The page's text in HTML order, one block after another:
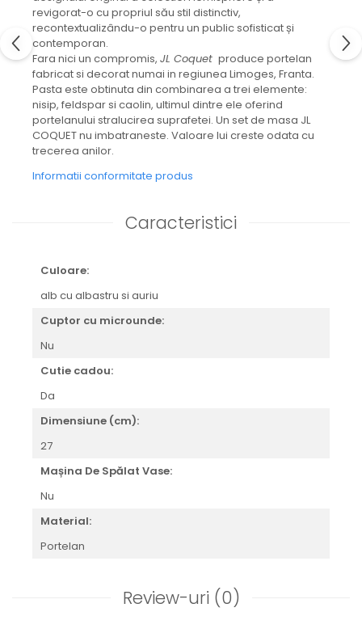
CELESTIAL
PATCHWORK WILLOW
BLUE LILY
HIBISCUS
SWAN
FLORENTINE TURQUOISE
ANTHEMION GREY
ORCHARD
JARDIN
LOVE BIRDS
CHIQUE VERDE
CHIQUE ROZ
Royal White
CHIQUE STRIPES GALBEN
CHIQUE GALBEN
revigorat-o cu propriul său stil distinctiv,
recontextualizându-o pentru un public sofisticat și
contemporan.
Fara nici un compromis, JL Coquet produce portelan
fabricat si decorat numai in regiunea Limoges, Franta.
Pasta este obtinuta din combinarea a trei elemente:
nisip, feldspar si caolin, ultimul dintre ele oferind
portelanului stralucirea suprafetei. Un set de masa JL
COQUET nu imbatraneste. Valoare lui creste odata cu
trecerea anilor.
Informatii conformitate produs
Caracteristici
Culoare:
alb cu albastru si auriu
Cuptor cu microunde:
Nu
Cutie cadou:
Da
Dimensiune (cm):
27
Mașina De Spălat Vase:
Nu
Material:
Portelan
Review-uri (0)